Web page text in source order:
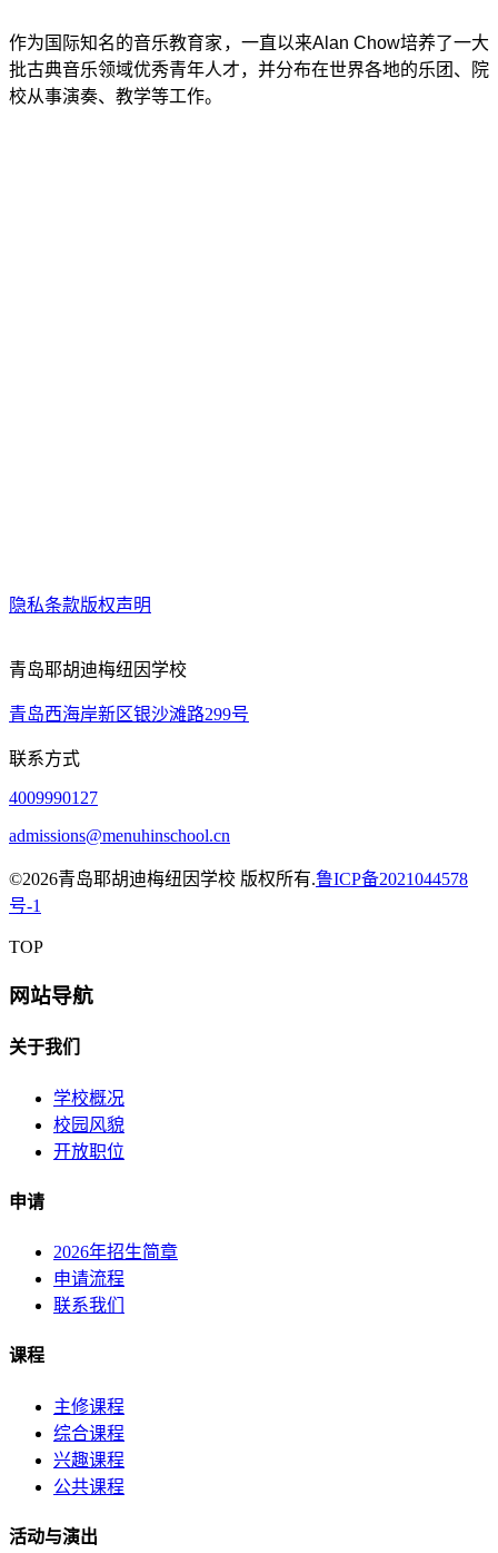
作为国际知名的音乐教育家，一直以来Alan Chow培养了一大
批古典音乐领域优秀青年人才，并分布在世界各地的乐团、院
校从事演奏、教学等工作。
隐私条款版权声明
青岛耶胡迪梅纽因学校
青岛西海岸新区银沙滩路299号
联系方式
4009990127
admissions@menuhinschool.cn
©2026青岛耶胡迪梅纽因学校 版权所有.鲁ICP备2021044578
号-1
TOP
网站导航
关于我们
学校概况
校园风貌
开放职位
申请
2026年招生简章
申请流程
联系我们
课程
主修课程
综合课程
兴趣课程
公共课程
活动与演出